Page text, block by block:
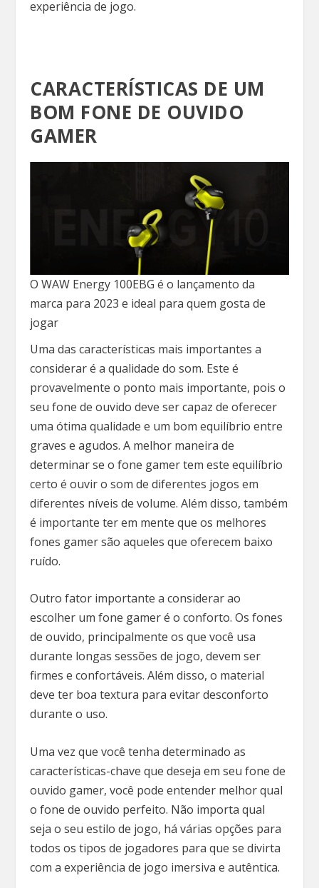
experiência de jogo.
CARACTERÍSTICAS DE UM
BOM FONE DE OUVIDO
GAMER
O WAW Energy 100EBG é o lançamento da
marca para 2023 e ideal para quem gosta de
jogar
Uma das características mais importantes a
considerar é a qualidade do som. Este é
provavelmente o ponto mais importante, pois o
seu fone de ouvido deve ser capaz de oferecer
uma ótima qualidade e um bom equilíbrio entre
graves e agudos. A melhor maneira de
determinar se o fone gamer tem este equilíbrio
certo é ouvir o som de diferentes jogos em
diferentes níveis de volume. Além disso, também
é importante ter em mente que os melhores
fones gamer são aqueles que oferecem baixo
ruído.
Outro fator importante a considerar ao
escolher um fone gamer é o conforto. Os fones
de ouvido, principalmente os que você usa
durante longas sessões de jogo, devem ser
firmes e confortáveis. Além disso, o material
deve ter boa textura para evitar desconforto
durante o uso.
Uma vez que você tenha determinado as
características-chave que deseja em seu fone de
ouvido gamer, você pode entender melhor qual
o fone de ouvido perfeito. Não importa qual
seja o seu estilo de jogo, há várias opções para
todos os tipos de jogadores para que se divirta
com a experiência de jogo imersiva e autêntica.